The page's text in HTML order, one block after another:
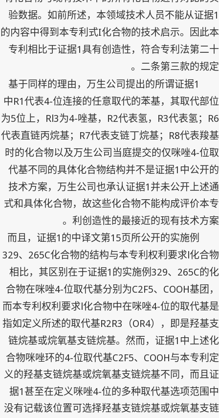
验数据。如前所述，本领域技术人员不能从证据1
的内容中得到本专利式I化合物的技术启示。因此本
专利相比于证据1 具有创造性，符合专利法第二十
二条第三款的规定。
基于同样的理由，万生公司提出的所谓证据1
中R1代表4-位连接的任意取代的苯基，其取代部位
为5位上， Rl3为4-唑基， R2代表氢， R3代表氢； R6
代表直链丙烷基； R7代表支链丁烷基； R8代表羧基
时的化合物以及万生公司当庭提交的仅咪唑4-位取
代基不同的具体化合物结构并不是证据1 中公开的
技术方案，万生公司也承认证据1 并未公开上述通
式和具体化合物，故这些化合物不能构成评价本专
利创造性的最接近的现有技术方案。
而且，证据1 的中译文第15页所公开的实施例
329、 265C化合物的结构与本专利权利要求l化合物
相比，其区别在于证据1 的实施例 329、 265C的化
合物在咪唑4-位取代基分别为C2F5、 COOH基团，
而本专利权利要求l化合物中在咪唑4-位的取代基是
指如定义所述的取代基R2R3 （OR4），即是羟基支
链烷基或烷氧基支链烷基。然而，证据1 中上述化
合物咪唑环的4-位取代基C2F5、 COOH与本专利定
义的羟基支链烷基或烷氧基支链烷基不同，而且证
据1 甚至在定义咪唑4-位的多种取代基选项范围中
没有记载该位置可选择羟基支链烷基或烷氧基支链